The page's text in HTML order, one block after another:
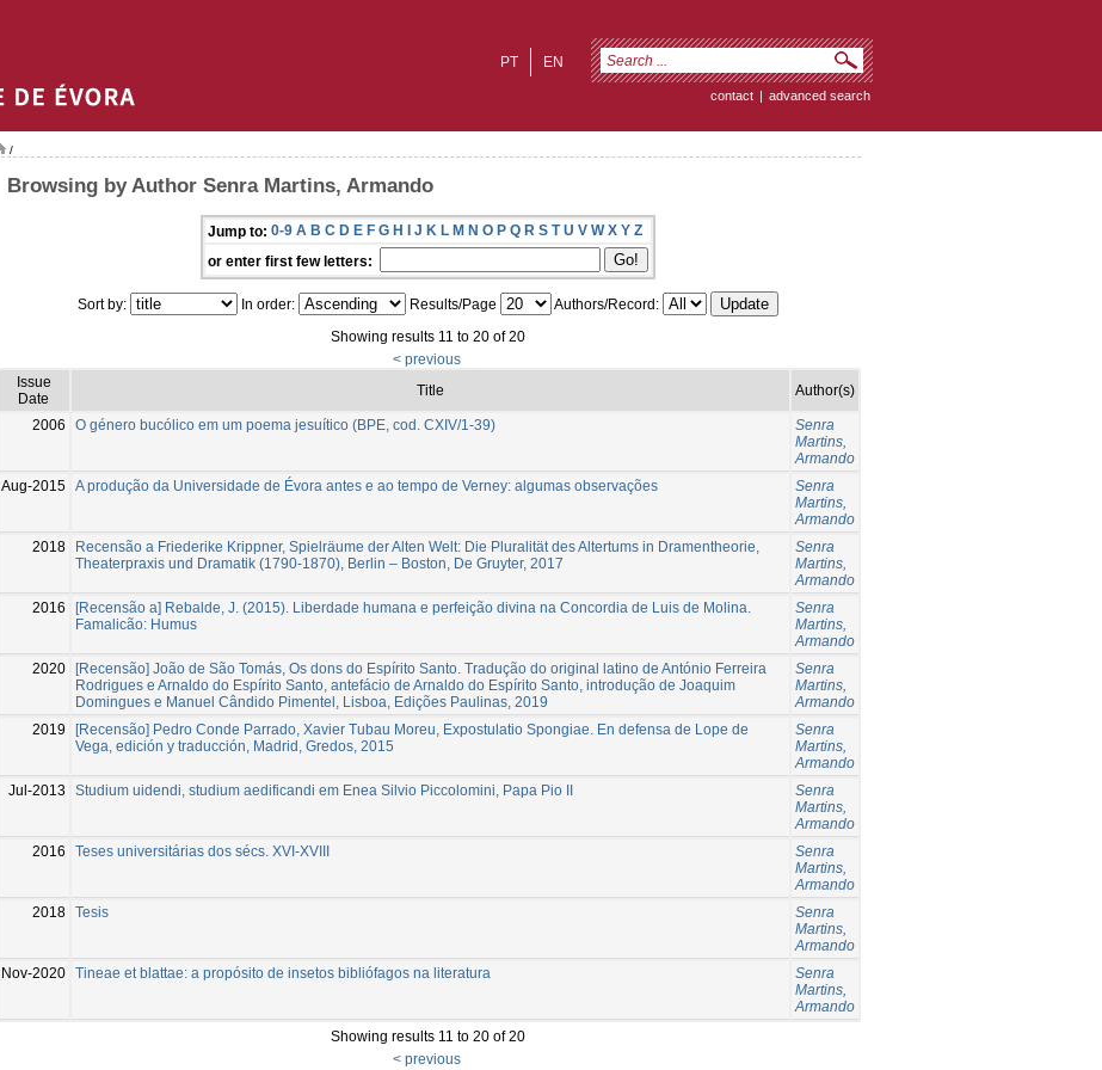
EN
PT
contact | advanced search
/
Browsing by Author Senra Martins, Armando
Jump to: 0-9 A B C D E F G H I J K L M N O P Q R S T U V W X Y Z
or enter first few letters:
Sort by: In order: Results/Page
Authors/Record:
Showing results 11 to 20 of 20
< previous
Issue
Date
Title Author(s)
2006 O género bucólico em um poema jesuítico (BPE, cod. CXIV/1-39)
Senra
Martins,
Armando
Aug-2015 A produção da Universidade de Évora antes e ao tempo de Verney: algumas observações
Senra
Martins,
Armando
2018
Recensão a Friederike Krippner, Spielräume der Alten Welt: Die Pluralität des Altertums in Dramentheorie,
Theaterpraxis und Dramatik (1790-1870), Berlin – Boston, De Gruyter, 2017
Senra
Martins,
Armando
2016
[Recensão a] Rebalde, J. (2015). Liberdade humana e perfeição divina na Concordia de Luis de Molina.
Famalicão: Humus
Senra
Martins,
Armando
2020 [Recensão] João de São Tomás, Os dons do Espírito Santo. Tradução do original latino de António Ferreira
Rodrigues e Arnaldo do Espírito Santo, antefácio de Arnaldo do Espírito Santo, introdução de Joaquim
Domingues e Manuel Cândido Pimentel, Lisboa, Edições Paulinas, 2019
Senra
Martins,
Armando
2019
[Recensão] Pedro Conde Parrado, Xavier Tubau Moreu, Expostulatio Spongiae. En defensa de Lope de
Vega, edición y traducción, Madrid, Gredos, 2015
Senra
Martins,
Armando
Jul-2013
Studium uidendi, studium aedificandi em Enea Silvio Piccolomini, Papa Pio II
Senra
Martins,
Armando
2016
Teses universitárias dos sécs. XVI-XVIII
Senra
Martins,
Armando
2018 Tesis
Senra
Martins,
Armando
Nov-2020 Tineae et blattae: a propósito de insetos bibliófagos na literatura
Senra
Martins,
Armando
Showing results 11 to 20 of 20
< previous